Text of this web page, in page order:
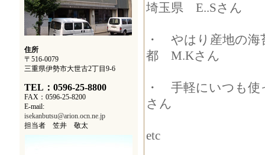
住所
〒516-0079
三重県伊勢市大世古2丁目9-6
TEL：0596-25-8800
FAX：0596-25-8200
E-mail:
isekanbutsu@arion.ocn.ne.jp
担当者 笠井 敬太
埼玉県 E..Sさん
・ やはり産地の海
都 M.Kさん
・ 手軽にいつも
さん
etc